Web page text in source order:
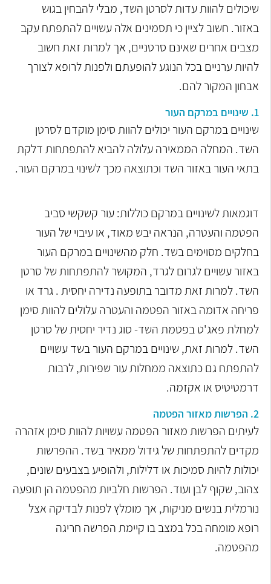
שיכולים להוות עדות לסרטן השד, מבלי להבחין בגוש
באזור. חשוב לציין כי תסמינים אלה עשויים להתפתח עקב
מצבים אחרים שאינם סרטניים, אך למרות זאת חשוב
להיות ערניים בכל הנוגע להופעתם ולפנות לרופא לצורך
אבחון המקור להם.
1. שינויים במרקם העור
שינויים במרקם העור יכולים להוות סימן מוקדם לסרטן
השד. המחלה הממאירה עלולה להביא להתפתחות דלקת
בתאי העור באזור השד וכתוצאה מכך לשינוי במרקם העור.
דוגמאות לשינויים במרקם כוללות: עור קשקשי סביב
הפטמה והעטרה, הנראה יבש מאוד, או עיבוי של העור
בחלקים מסוימים בשד. חלק מהשינויים במרקם העור
באזור עשויים לגרום לגרד, המקושר להתפתחות של סרטן
השד. למרות זאת מדובר בתופעה נדירה יחסית . גרד או
פריחה אדומה באזור הפטמה והעטרה עלולים להוות סימן
למחלת פאג'ט בפטמת השד- סוג נדיר יחסית של סרטן
השד.למרות זאת, שינויים במרקם העור בשד עשויים
להתפתח גם כתוצאה ממחלות עור שפירות, לרבות
דרמטיטיס או אקזמה.
2. הפרשות מאזור הפטמה
לעיתים הפרשות מאזור הפטמה עשויות להוות סימן אזהרה
מקדים להתפתחות של גידול ממאיר בשד. ההפרשות
יכולות להיות סמיכות או דלילות, ולהופיע בצבעים שונים,
צהוב, שקוף לבן ועוד. הפרשות חלביות מהפטמה הן תופעה
נורמלית בנשים מניקות, אך מומלץ לפנות לבדיקה אצל
רופא מומחה בכל במצב בו קיימת הפרשה חריגה
מהפטמה.